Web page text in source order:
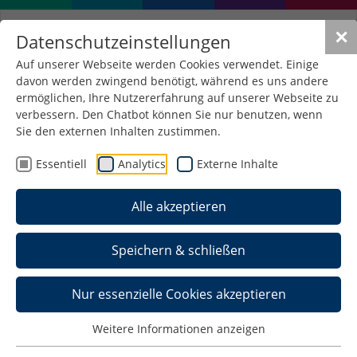
✕
Datenschutzeinstellungen
Auf unserer Webseite werden Cookies verwendet. Einige
davon werden zwingend benötigt, während es uns andere
ermöglichen, Ihre Nutzererfahrung auf unserer Webseite zu
verbessern. Den Chatbot können Sie nur benutzen, wenn
Sie den externen Inhalten zustimmen.
Essentiell Analytics Externe Inhalte
Alle akzeptieren
Speichern & schließen
Nur essenzielle Cookies akzeptieren
Weitere Informationen anzeigen
Meinungsvielfalt &
internationaler Austausch
als Grundlagen unserer